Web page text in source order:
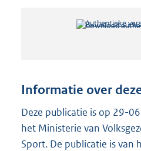
Authentieke
Informatie over
Deze publicatie is op 29-
het Ministerie van
Sport. De publicatie is van